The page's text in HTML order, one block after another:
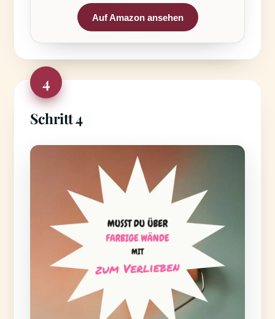
Auf Amazon ansehen
4
Schritt 4